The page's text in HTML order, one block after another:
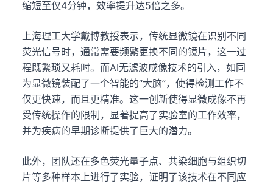
缩短至仅4分钟，效率提升达5倍之多。
上海理工大学戴博教授表示，传统显微镜在识别不同
荧光信号时，通常需要频繁更换不同的镜片，这一过
程既繁琐又耗时。而AI无滤波成像技术的引入，如同
为显微镜装配了一个智能的“大脑”，使得检测工作不
仅更快速，而且更精准。这一创新使得显微成像不再
受传统操作的限制，显著提高了实验室的工作效率，
并为疾病的早期诊断提供了巨大的潜力。
此外，团队还在多色荧光量子点、共染细胞与组织切
片等多种样本上进行了实验，证明了该技术在不同应